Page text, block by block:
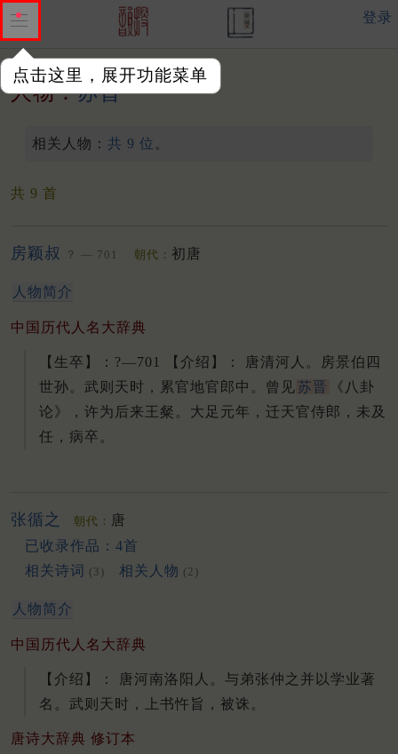
点击这里，展开功能菜单
登录
人物：苏晋
相关人物： 共 9 位 。
共 9 首
房颖叔 ？ — 701 朝代： 初唐
人物简介
中国历代人名大辞典
【生卒】：?—701 【介绍】： 唐清河人。
房景伯四
世孙。 武则天时，累官地官郎中。 曾见苏晋
《八卦
论》，许为后来王粲。 大足元年，迁天官侍郎，未及
任，病卒。
张循之 朝代： 唐
已收录作品：4首
相关诗词 (3) 相关人物 (2)
人物简介
中国历代人名大辞典
【介绍】： 唐河南洛阳人。与弟张仲之并以学业著
名。武则天时，上书忤旨，被诛。
唐诗大辞典 修订本